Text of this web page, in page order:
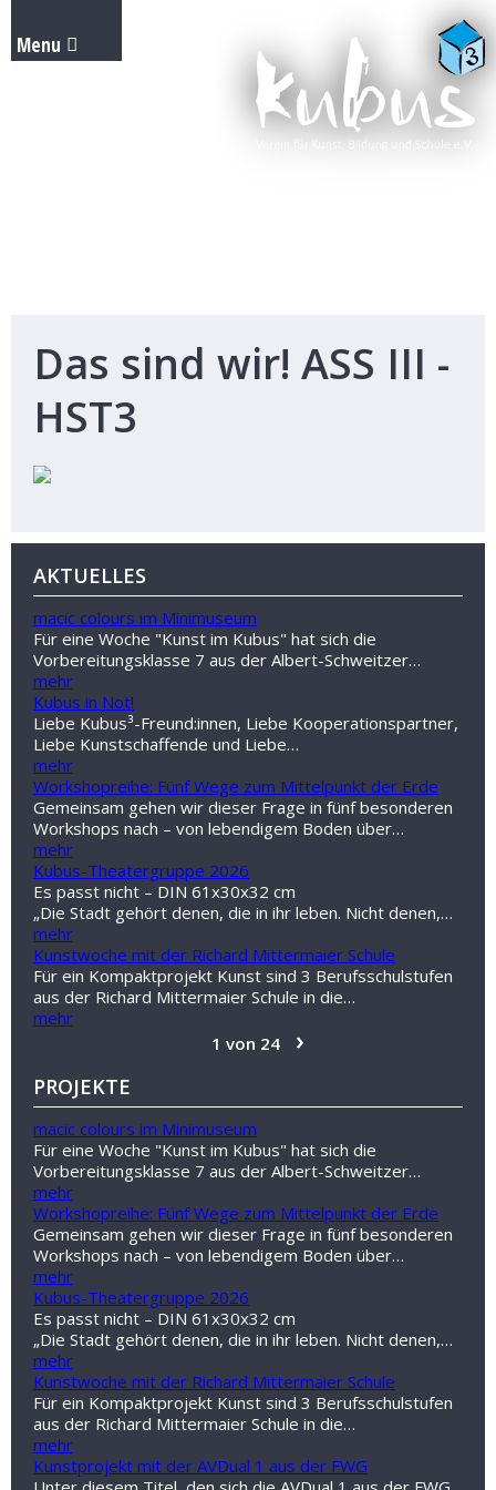
Das sind wir! ASS III -
HST3
AKTUELLES
macic colours im Minimuseum
Für eine Woche "Kunst im Kubus" hat sich die
Vorbereitungsklasse 7 aus der Albert-Schweitzer…
mehr
Kubus in Not!
Liebe Kubus³-Freund:innen, Liebe Kooperationspartner,
Liebe Kunstschaffende und Liebe…
mehr
Workshopreihe: Fünf Wege zum Mittelpunkt der Erde
Gemeinsam gehen wir dieser Frage in fünf besonderen
Workshops nach – von lebendigem Boden über…
mehr
Kubus-Theatergruppe 2026
Es passt nicht – DIN 61x30x32 cm
„Die Stadt gehört denen, die in ihr leben. Nicht denen,…
mehr
Kunstwoche mit der Richard Mittermaier Schule
Für ein Kompaktprojekt Kunst sind 3 Berufsschulstufen
aus der Richard Mittermaier Schule in die…
mehr
1 von 24
›
PROJEKTE
macic colours im Minimuseum
Für eine Woche "Kunst im Kubus" hat sich die
Vorbereitungsklasse 7 aus der Albert-Schweitzer…
mehr
Workshopreihe: Fünf Wege zum Mittelpunkt der Erde
Gemeinsam gehen wir dieser Frage in fünf besonderen
Workshops nach – von lebendigem Boden über…
mehr
Kubus-Theatergruppe 2026
Es passt nicht – DIN 61x30x32 cm
„Die Stadt gehört denen, die in ihr leben. Nicht denen,…
mehr
Kunstwoche mit der Richard Mittermaier Schule
Für ein Kompaktprojekt Kunst sind 3 Berufsschulstufen
aus der Richard Mittermaier Schule in die…
mehr
Kunstprojekt mit der AVDual 1 aus der FWG